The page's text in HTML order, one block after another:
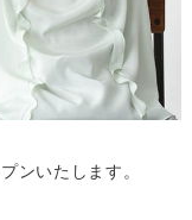
ンいたします。